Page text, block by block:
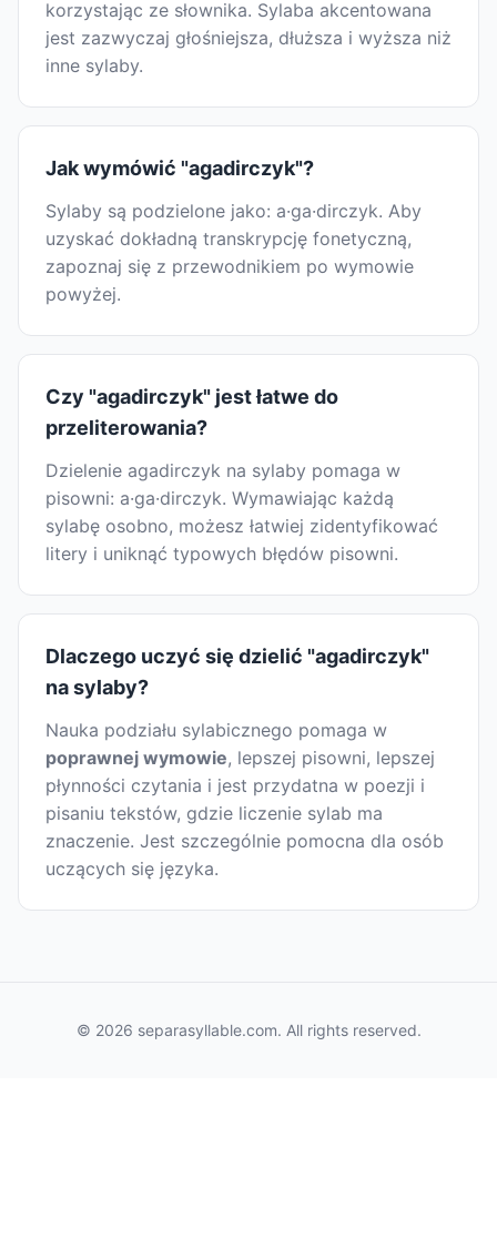
korzystając ze słownika. Sylaba akcentowana
jest zazwyczaj głośniejsza, dłuższa i wyższa niż
inne sylaby.
Jak wymówić "agadirczyk"?
Sylaby są podzielone jako: a·ga·dirczyk. Aby
uzyskać dokładną transkrypcję fonetyczną,
zapoznaj się z przewodnikiem po wymowie
powyżej.
Czy "agadirczyk" jest łatwe do
przeliterowania?
Dzielenie agadirczyk na sylaby pomaga w
pisowni: a·ga·dirczyk. Wymawiając każdą
sylabę osobno, możesz łatwiej zidentyfikować
litery i uniknąć typowych błędów pisowni.
Dlaczego uczyć się dzielić "agadirczyk"
na sylaby?
Nauka podziału sylabicznego pomaga w
poprawnej wymowie, lepszej pisowni, lepszej
płynności czytania i jest przydatna w poezji i
pisaniu tekstów, gdzie liczenie sylab ma
znaczenie. Jest szczególnie pomocna dla osób
uczących się języka.
© 2026 separasyllable.com. All rights reserved.